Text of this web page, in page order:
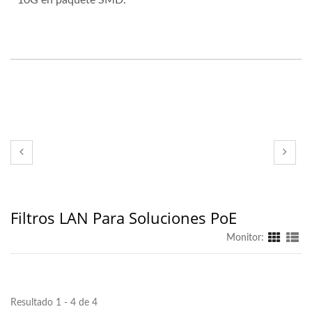
Filtros LAN Para Soluciones PoE
Monitor:
Resultado 1 - 4 de 4